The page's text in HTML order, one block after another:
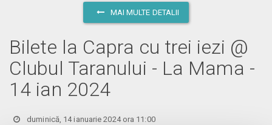
MAI MULTE DETALII
Bilete la Capra cu trei iezi @
Clubul Taranului - La Mama -
14 ian 2024
duminică, 14 ianuarie 2024 ora 11:00